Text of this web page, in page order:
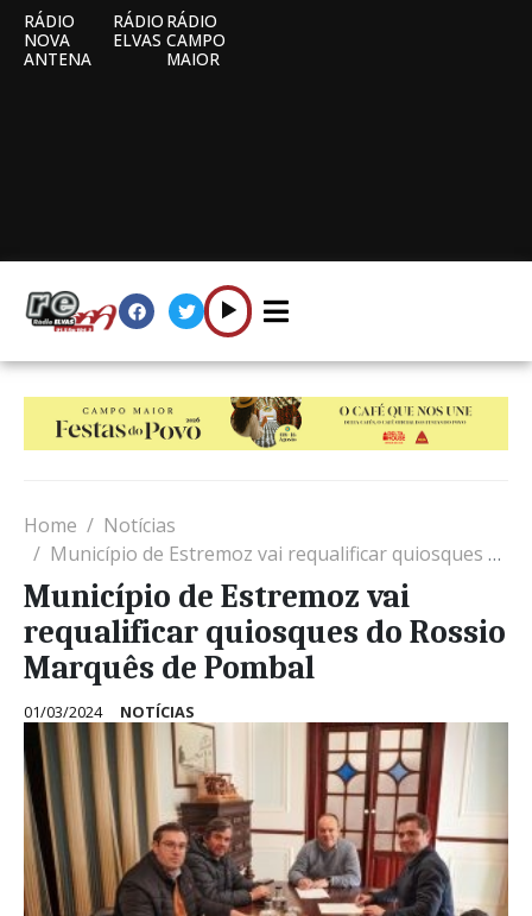
RÁDIO
NOVA
ANTENA
RÁDIO
ELVAS
RÁDIO
CAMPO
MAIOR
Home
Notícias
Município de Estremoz vai requalificar quiosques do Rossio Marquês de Pombal
Município de Estremoz vai
requalificar quiosques do Rossio
Marquês de Pombal
01/03/2024 NOTÍCIAS